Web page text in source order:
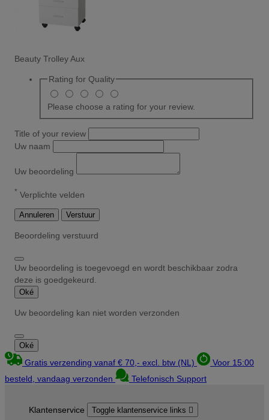
Beauty Trolley Aux
Rating for Quality
Please choose a rating for your review.
Title of your review
Uw naam
Uw beoordeling
* Verplichte velden
Annuleren Verstuur
Beoordeling verstuurd
Uw beoordeling is toegevoegd en wordt beschikbaar zodra
deze is goedgekeurd.
Oké
Uw beoordeling kan niet worden verzonden
Oké
Gratis verzending vanaf € 70,- excl. btw (NL)
Voor 15:00
besteld, vandaag verzonden
Telefonisch Support
Klantenservice Toggle klantenservice links 